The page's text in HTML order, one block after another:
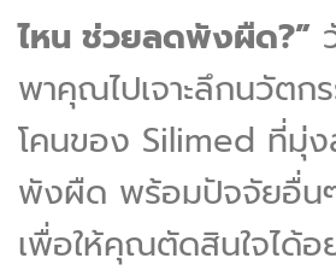
ไหน ช่วยลดพังผืด?”
พาคุณไปเจาะลึกนวัตก
โคนของ Silimed ที่มุ่
พังผืด พร้อมปัจจัยอื่น
เพื่อให้คุณตัดสินใจได้อ